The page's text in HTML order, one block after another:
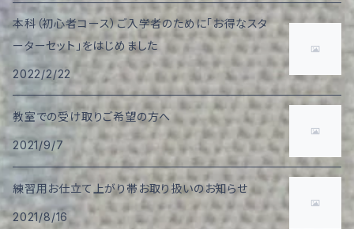
本科（初心者コース）ご入学者のために「お得なスタ
ーターセット」をはじめました
2022/2/22
教室での受け取りご希望の方へ
2021/9/7
練習用お仕立て上がり帯お取り扱いのお知らせ
2021/8/16